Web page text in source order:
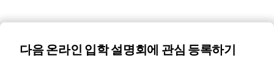
다음 온라인 입학 설명회에 관심 등록하기